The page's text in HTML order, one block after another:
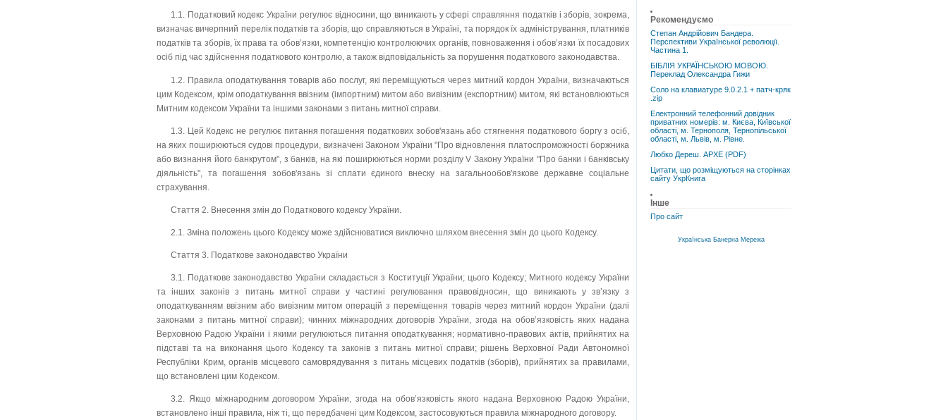
1.1. Податковий кодекс України регулює відносини, що виникають у сфері справляння податків і зборів, зокрема,
визначає вичерпний перелік податків та зборів, що справляються в Україні, та порядок їх адміністрування, платників
податків та зборів, їх права та обов’язки, компетенцію контролюючих органів, повноваження і обов’язки їх посадових
осіб під час здійснення податкового контролю, а також відповідальність за порушення податкового законодавства.
1.2. Правила оподаткування товарів або послуг, які переміщуються через митний кордон України, визначаються
цим Кодексом, крім оподаткування ввізним (імпортним) митом або вивізним (експортним) митом, які встановлюються
Митним кодексом України та іншими законами з питань митної справи.
1.3. Цей Кодекс не регулює питання погашення податкових зобов'язань або стягнення податкового боргу з осіб,
на яких поширюються судові процедури, визначені Законом України "Про відновлення платоспроможності боржника
або визнання його банкрутом", з банків, на які поширюються норми розділу V Закону України "Про банки і банківську
діяльність", та погашення зобов'язань зі сплати єдиного внеску на загальнообов'язкове державне соціальне
страхування.
Стаття 2. Внесення змін до Податкового кодексу України.
2.1. Зміна положень цього Кодексу може здійснюватися виключно шляхом внесення змін до цього Кодексу.
Стаття 3. Податкове законодавство України
3.1. Податкове законодавство України складається з Коституції України; цього Кодексу; Митного кодексу України
та інших законів з питань митної справи у частині регулювання правовідносин, що виникають у зв’язку з
оподаткуванням ввізним або вивізним митом операцій з переміщення товарів через митний кордон України (далі
законами з питань митної справи); чинних міжнародних договорів України, згода на обов’язковість яких надана
Верховною Радою України і якими регулюються питання оподаткування; нормативно-правових актів, прийнятих на
підставі та на виконання цього Кодексу та законів з питань митної справи; рішень Верховної Ради Автономної
Республіки Крим, органів місцевого самоврядування з питань місцевих податків (зборів), прийнятих за правилами,
що встановлені цим Кодексом.
3.2. Якщо міжнародним договором України, згода на обов’язковість якого надана Верховною Радою України,
встановлено інші правила, ніж ті, що передбачені цим Кодексом, застосовуються правила міжнародного договору.
Рекомендуємо
Степан Андрійович Бандера.
Перспективи Української революції.
Частина 1.
БІБЛІЯ УКРАЇНСЬКОЮ МОВОЮ.
Переклад Олександра Гижи
Соло на клавиатуре 9.0.2.1 + патч-кряк
.zip
Електронний телефонний довідник
приватних номерів: м. Києва, Київської
області, м. Тернополя, Тернопільської
області, м. Львів, м. Рівне.
Любко Дереш. АРХЕ (PDF)
Цитати, що розміщуються на сторінках
сайту УкрКнига
Інше
Про сайт
Українська Банерна Мережа